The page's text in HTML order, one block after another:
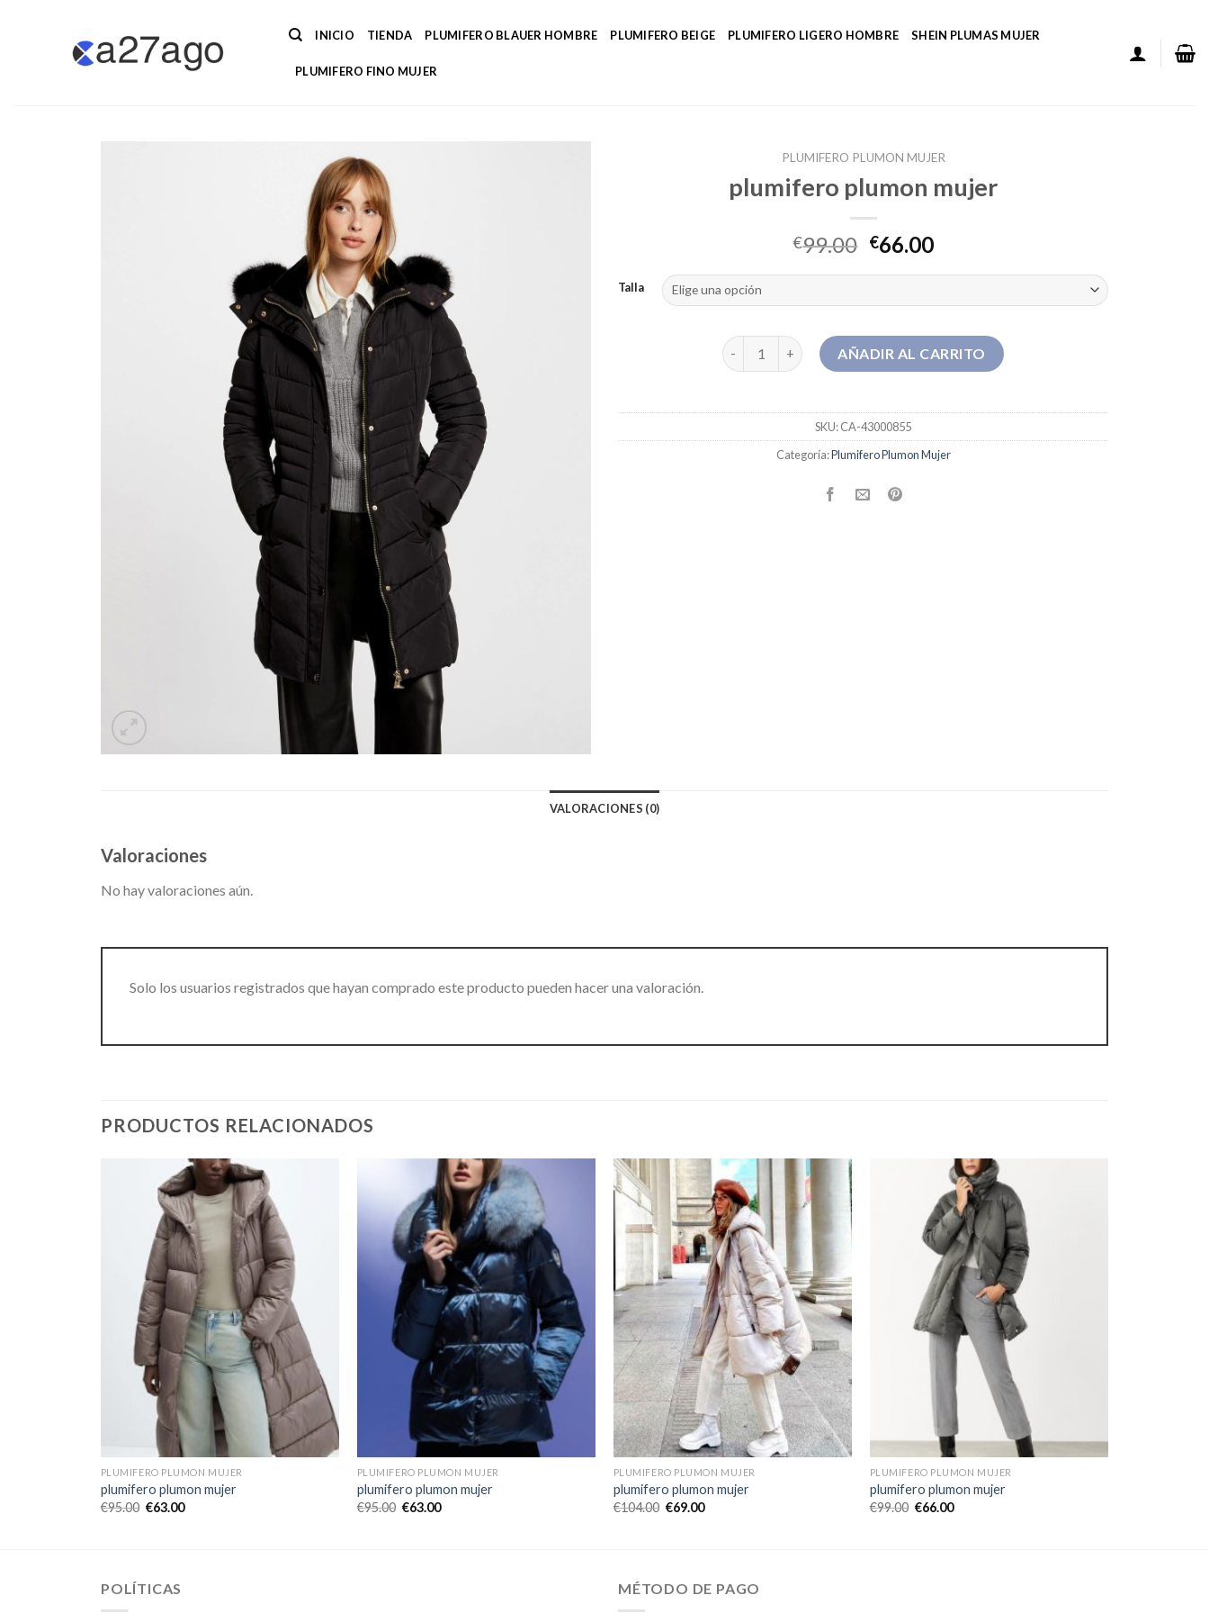
INICIO TIENDA PLUMIFERO BLAUER HOMBRE PLUMIFERO BEIGE PLUMIFERO LIGERO HOMBRE SHEIN PLUMAS MUJER
PLUMIFERO FINO MUJER
PLUMIFERO PLUMON MUJER
plumifero plumon mujer
€99.00 €66.00
Talla
plumifero plumon mujer cantidad
AÑADIR AL CARRITO
SKU:CA-43000855
Categoría:Plumifero Plumon Mujer
VALORACIONES (0)
Valoraciones
No hay valoraciones aún.
Solo los usuarios registrados que hayan comprado este producto pueden hacer una valoración.
PRODUCTOS RELACIONADOS
PLUMIFERO PLUMON MUJER
plumifero plumon mujer
€95.00 €63.00
PLUMIFERO PLUMON MUJER
plumifero plumon mujer
€95.00 €63.00
PLUMIFERO PLUMON MUJER
plumifero plumon mujer
€104.00 €69.00
PLUMIFERO PLUMON MUJER
plumifero plumon mujer
€99.00 €66.00
POLÍTICAS MÉTODO DE PAGO